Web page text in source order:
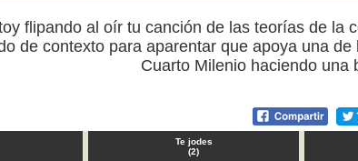
flipando al oír tu canción de las teorías de
de contexto para aparentar que apoya una
Cuarto Milenio haciendo una
Te jodes
(2)